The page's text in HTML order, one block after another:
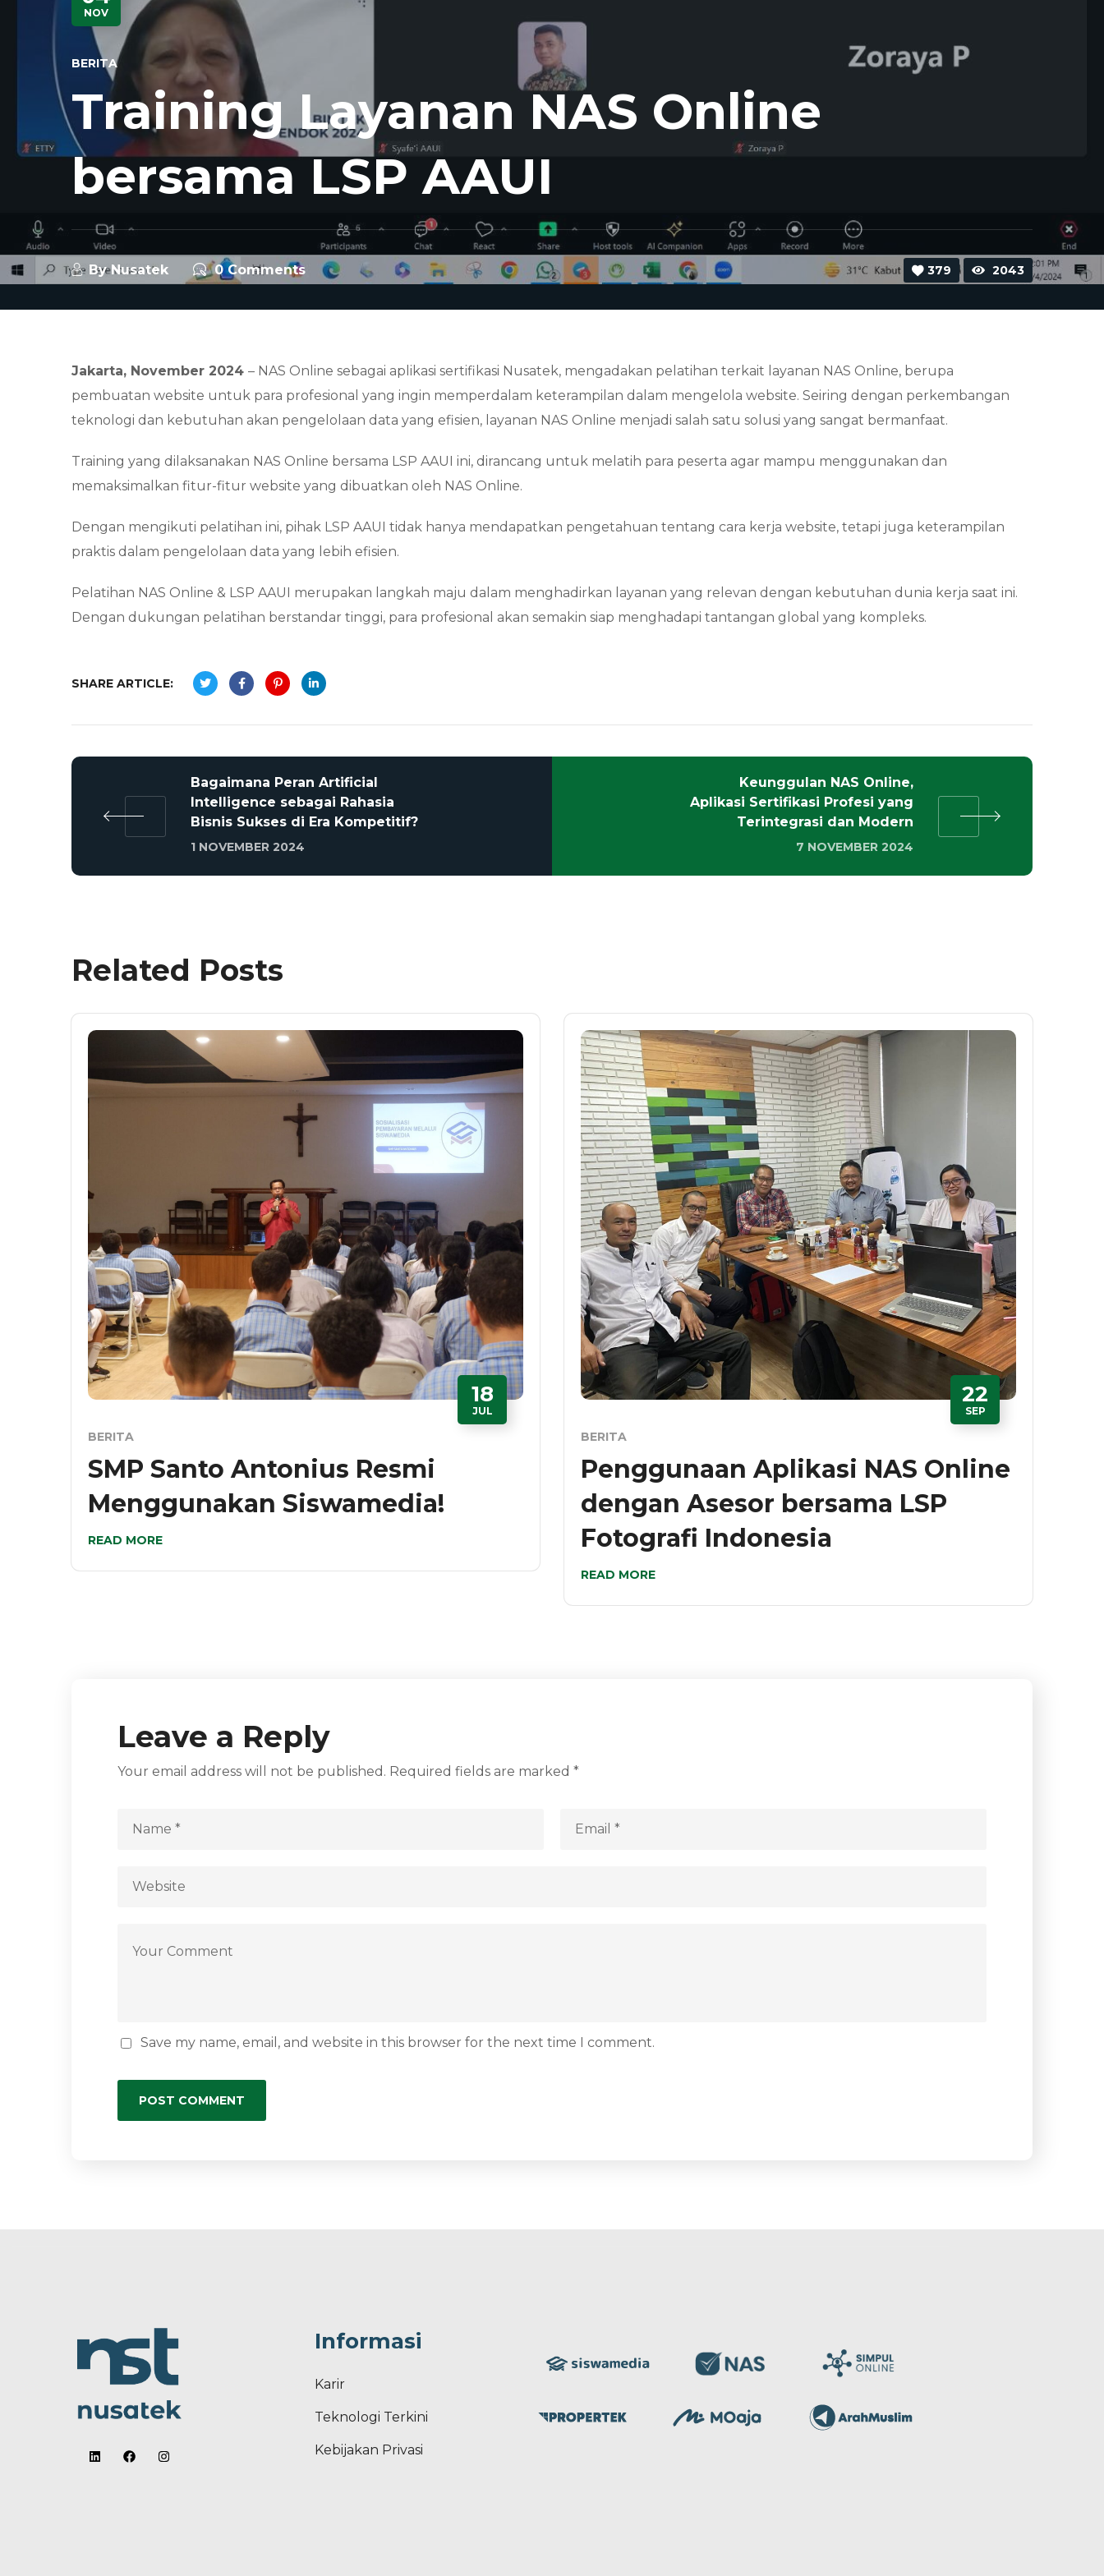
NOV
BERITA
Training Layanan NAS Online
bersama LSP AAUI
ByNusatek 0 Comments 379 2043
Jakarta, November 2024 – NAS Online sebagai aplikasi sertifikasi Nusatek, mengadakan pelatihan terkait layanan NAS Online, berupa
pembuatan website untuk para profesional yang ingin memperdalam keterampilan dalam mengelola website. Seiring dengan perkembangan
teknologi dan kebutuhan akan pengelolaan data yang efisien, layanan NAS Online menjadi salah satu solusi yang sangat bermanfaat.
Training yang dilaksanakan NAS Online bersama LSP AAUI ini, dirancang untuk melatih para peserta agar mampu menggunakan dan
memaksimalkan fitur-fitur website yang dibuatkan oleh NAS Online.
Dengan mengikuti pelatihan ini, pihak LSP AAUI tidak hanya mendapatkan pengetahuan tentang cara kerja website, tetapi juga keterampilan
praktis dalam pengelolaan data yang lebih efisien.
Pelatihan NAS Online & LSP AAUI merupakan langkah maju dalam menghadirkan layanan yang relevan dengan kebutuhan dunia kerja saat ini.
Dengan dukungan pelatihan berstandar tinggi, para profesional akan semakin siap menghadapi tantangan global yang kompleks.
SHARE ARTICLE:
Bagaimana Peran Artificial
Intelligence sebagai Rahasia
Bisnis Sukses di Era Kompetitif?
1 NOVEMBER 2024
Keunggulan NAS Online,
Aplikasi Sertifikasi Profesi yang
Terintegrasi dan Modern
7 NOVEMBER 2024
Related Posts
18
JUL
BERITA
SMP Santo Antonius Resmi
Menggunakan Siswamedia!
READ MORE
22
SEP
BERITA
Penggunaan Aplikasi NAS Online
dengan Asesor bersama LSP
Fotografi Indonesia
READ MORE
Leave a Reply
Your email address will not be published. Required fields are marked *
Save my name, email, and website in this browser for the next time I comment.
Informasi
Karir
Teknologi Terkini
Kebijakan Privasi